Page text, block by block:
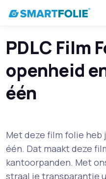
PDLC Film
openheid
één
Met deze film folie heb
één. Dat maakt deze
kantoorpanden. Met
straal je transparantie